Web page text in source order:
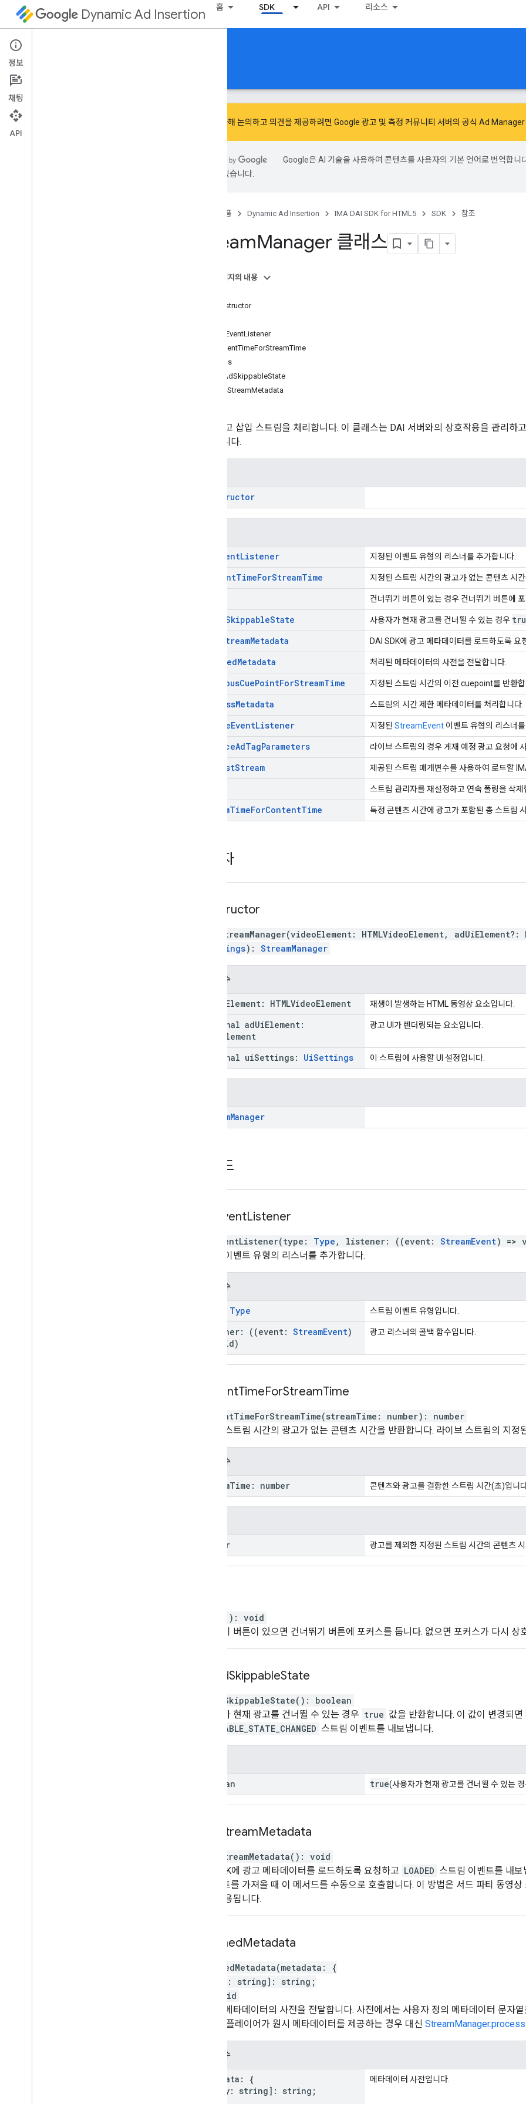
Dynamic Ad Insertion 홈 SDK API 리소스
HTML5용 IMA DAI SDK
가이드
제품에 관해 논의하고 의견을 제공하려면 Google 광고 및 측정 커뮤니티 서버의 공식 Ad Manager
Google은 AI 기술을 사용하여 콘텐츠를 사용자의 기본 언어로 번역합니
있을 수 있습니다.
제품 Dynamic Ad Insertion IMA DAI SDK for HTML5 SDK 참조
StreamManager 클래스
이 페이지의 내용
constructor
addEventListener
contentTimeForStreamTime
focus
getAdSkippableState
loadStreamMetadata
동적 광고 삽입 스트림을 처리합니다. 이 클래스는 DAI 서버와의 상호작용을 관리하
내보냅니다.
constructor
EventListener 지정된 이벤트 유형의 리스너를 추가합니다.
contentTimeForStreamTime 지정된 스트림 시간의 광고가 없는 콘텐츠 시
건너뛰기 버튼이 있는 경우 건너뛰기 버튼에
SkippableState 사용자가 현재 광고를 건너뛸 수 있는 경우
StreamMetadata DAI SDK에 광고 메타데이터를 로드하도록 요
TimedMetadata 처리된 메타데이터의 사전을 전달합니다.
previousCuePointForStreamTime 지정된 스트림 시간의 이전 cuepoint를 반환합
processMetadata 스트림의 시간 제한 메타데이터를 처리합니다.
removeEventListener 지정된 StreamEvent 이벤트 유형의 리스너
replaceAdTagParameters 라이브 스트림의 경우 게재 예정 광고 요청에
requestStream 제공된 스트림 매개변수를 사용하여 로드할
스트림 관리자를 재설정하고 연속 폴링을 삭제
streamTimeForContentTime 특정 콘텐츠 시간에 광고가 포함된 총 스트림
생성자
constructor
new StreamManager(videoElement: HTMLVideoElement, adUiElement?:
UiSettings) : StreamManager
매개변수
Element: HTMLVideoElement 재생이 발생하는 HTML 동영상 요소입니다.
Optional adUiElement:
HTMLElement
광고 UI가 렌더링되는 요소입니다.
Optional uiSettings: UiSettings 이 스트림에 사용할 UI 설정입니다.
StreamManager
메서드
EventListener
addEventListener(type : Type , listener: ( (event: StreamEvent) =>
지정된 이벤트 유형의 리스너를 추가합니다.
매개변수
Type 스트림 이벤트 유형입니다.
listener: ( (event: StreamEvent)
void)
광고 리스너의 콜백 함수입니다.
contentTimeForStreamTime
contentTimeForStreamTime(streamTime : number) : number
지정된 스트림 시간의 광고가 없는 콘텐츠 시간을 반환합니다. 라이브 스트림의 지정
매개변수
streamTime : number 콘텐츠와 광고를 결합한 스트림 시간(초)입니
number 광고를 제외한 지정된 스트림 시간의 콘텐츠
) : void
건너뛰기 버튼이 있으면 건너뛰기 버튼에 포커스를 둡니다. 없으면 포커스가 다시 상
AdSkippableState
getAdSkippableState( ) : boolean
사용자가 현재 광고를 건너뛸 수 있는 경우 true 값을 반환합니다. 이 값이 변경되면
SKIPPABLE_STATE_CHANGED 스트림 이벤트를 내보냅니다.
boolean true(사용자가 현재 광고를 건너뛸 수 있는
StreamMetadata
loadStreamMetadata( ) : void
DAI SDK에 광고 메타데이터를 로드하도록 요청하고 LOADED 스트림 이벤트를 내
니페스트를 가져올 때 이 메서드를 수동으로 호출합니다. 이 방법은 서드 파티 동영
에만 적용됩니다.
TimedMetadata
onTimedMetadata(metadata :
{
: string] : string ;
void
처리된 메타데이터의 사전을 전달합니다. 사전에서는 사용자 정의 메타데이터 문자
합니다. 플레이어가 원시 메타데이터를 제공하는 경우 대신
매개변수
metadata :
{
key: string] : string ;
메타데이터 사전입니다.
정보
채팅
API